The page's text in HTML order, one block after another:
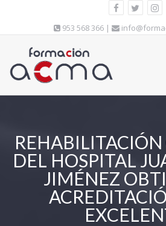
953 568 366 |
DEL HOSPITAL
JIMÉNEZ